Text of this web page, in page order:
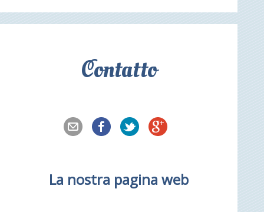
Contatto
La nostra pagina web